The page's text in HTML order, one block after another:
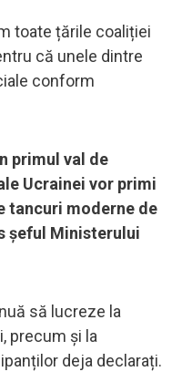
toate țările coaliției
că unele dintre
conform
primul val de
Ucrainei vor primi
tancuri moderne de
șeful Ministerului
să lucreze la
precum și la
deja declarați.